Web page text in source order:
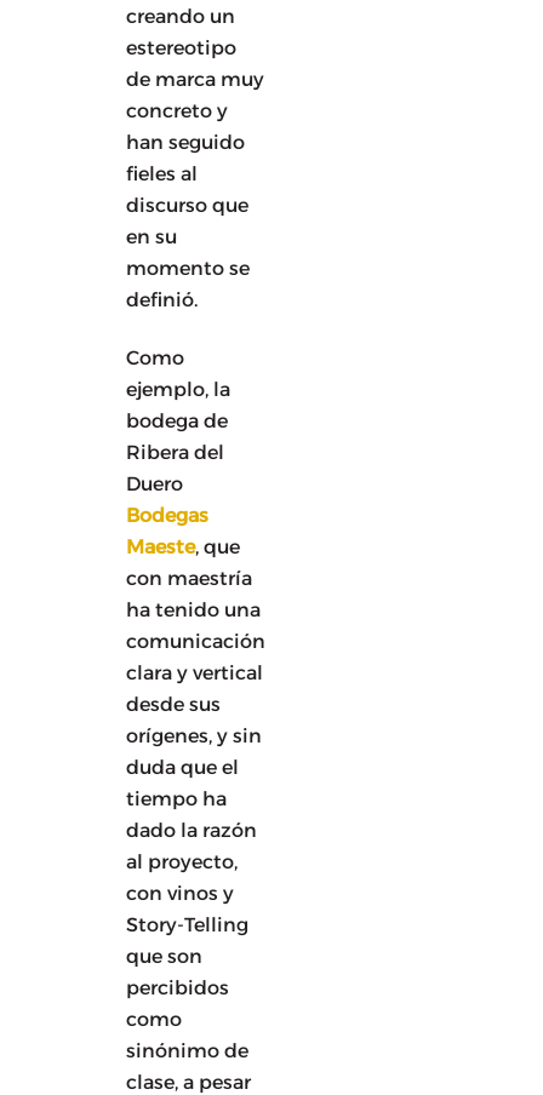
creando un
estereotipo
de marca muy
concreto y
han seguido
fieles al
discurso que
en su
momento se
definió.
Como
ejemplo, la
bodega de
Ribera del
Duero
Bodegas
Maeste, que
con maestría
ha tenido una
comunicación
clara y vertical
desde sus
orígenes, y sin
duda que el
tiempo ha
dado la razón
al proyecto,
con vinos y
Story-Telling
que son
percibidos
como
sinónimo de
clase, a pesar